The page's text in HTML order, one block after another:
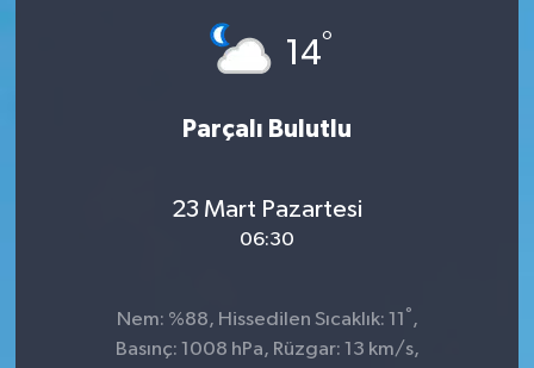
14°
Parçalı Bulutlu
23 Mart Pazartesi
06:30
Nem: %88, Hissedilen Sıcaklık: 11 ° ,
Basınç: 1008 hPa, Rüzgar: 13 km/s,
Magazin